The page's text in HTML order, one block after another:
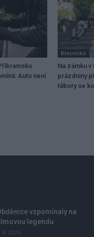
Auto není
Březnicko
Na zámku v
prázdniny
tábory se
vzpomínaly na
legendu
8. 2026